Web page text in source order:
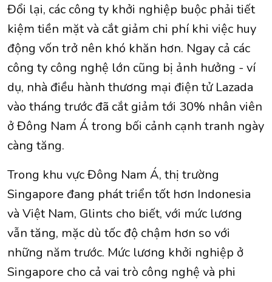
Đổi lại, các công ty khởi nghiệp buộc phải tiết
kiệm tiền mặt và cắt giảm chi phí khi việc huy
động vốn trở nên khó khăn hơn. Ngay cả các
công ty công nghệ lớn cũng bị ảnh hưởng - ví
dụ, nhà điều hành thương mại điện tử Lazada
vào tháng trước đã cắt giảm tới 30% nhân viên
ở Đông Nam Á trong bối cảnh cạnh tranh ngày
càng tăng.
Trong khu vực Đông Nam Á, thị trường
Singapore đang phát triển tốt hơn Indonesia
và Việt Nam, Glints cho biết, với mức lương
vẫn tăng, mặc dù tốc độ chậm hơn so với
những năm trước. Mức lương khởi nghiệp ở
Singapore cho cả vai trò công nghệ và phi